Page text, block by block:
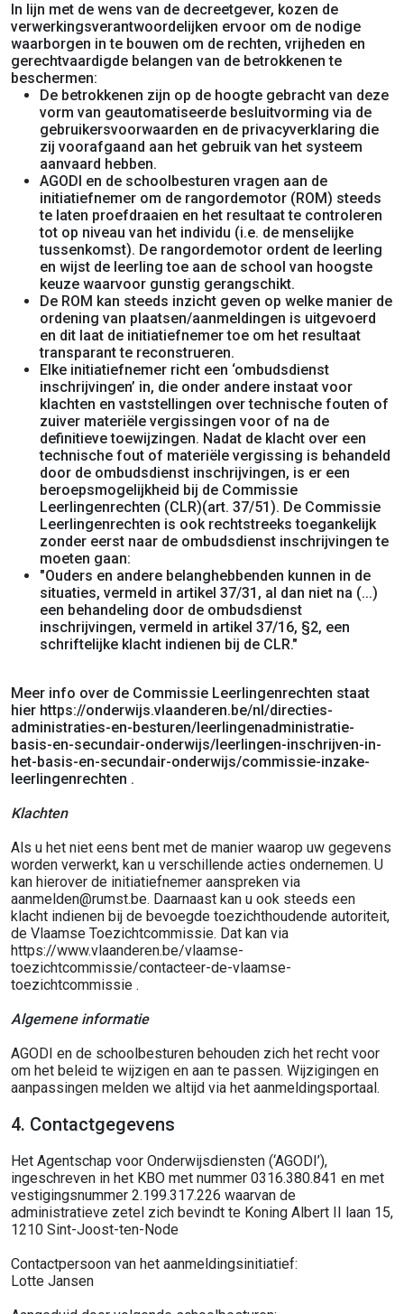
In lijn met de wens van de decreetgever, kozen de
verwerkingsverantwoordelijken ervoor om de nodige
waarborgen in te bouwen om de rechten, vrijheden en
gerechtvaardigde belangen van de betrokkenen te
beschermen:
De betrokkenen zijn op de hoogte gebracht van deze
vorm van geautomatiseerde besluitvorming via de
gebruikersvoorwaarden en de privacyverklaring die
zij voorafgaand aan het gebruik van het systeem
aanvaard hebben.
AGODI en de schoolbesturen vragen aan de
initiatiefnemer om de rangordemotor (ROM) steeds
te laten proefdraaien en het resultaat te controleren
tot op niveau van het individu (i.e. de menselijke
tussenkomst). De rangordemotor ordent de leerling
en wijst de leerling toe aan de school van hoogste
keuze waarvoor gunstig gerangschikt.
De ROM kan steeds inzicht geven op welke manier de
ordening van plaatsen/aanmeldingen is uitgevoerd
en dit laat de initiatiefnemer toe om het resultaat
transparant te reconstrueren.
Elke initiatiefnemer richt een ‘ombudsdienst
inschrijvingen’ in, die onder andere instaat voor
klachten en vaststellingen over technische fouten of
zuiver materiële vergissingen voor of na de
definitieve toewijzingen. Nadat de klacht over een
technische fout of materiële vergissing is behandeld
door de ombudsdienst inschrijvingen, is er een
beroepsmogelijkheid bij de Commissie
Leerlingenrechten (CLR)(art. 37/51). De Commissie
Leerlingenrechten is ook rechtstreeks toegankelijk
zonder eerst naar de ombudsdienst inschrijvingen te
moeten gaan:
"Ouders en andere belanghebbenden kunnen in de
situaties, vermeld in artikel 37/31, al dan niet na (...)
een behandeling door de ombudsdienst
inschrijvingen, vermeld in artikel 37/16, §2, een
schriftelijke klacht indienen bij de CLR."
Meer info over de Commissie Leerlingenrechten staat
hier https://onderwijs.vlaanderen.be/nl/directies-
administraties-en-besturen/leerlingenadministratie-
basis-en-secundair-onderwijs/leerlingen-inschrijven-in-
het-basis-en-secundair-onderwijs/commissie-inzake-
leerlingenrechten .
Klachten
Als u het niet eens bent met de manier waarop uw gegevens
worden verwerkt, kan u verschillende acties ondernemen. U
kan hierover de initiatiefnemer aanspreken via
aanmelden@rumst.be. Daarnaast kan u ook steeds een
klacht indienen bij de bevoegde toezichthoudende autoriteit,
de Vlaamse Toezichtcommissie. Dat kan via
https://www.vlaanderen.be/vlaamse-
toezichtcommissie/contacteer-de-vlaamse-
toezichtcommissie .
Algemene informatie
AGODI en de schoolbesturen behouden zich het recht voor
om het beleid te wijzigen en aan te passen. Wijzigingen en
aanpassingen melden we altijd via het aanmeldingsportaal.
4. Contactgegevens
Het Agentschap voor Onderwijsdiensten (‘AGODI’),
ingeschreven in het KBO met nummer 0316.380.841 en met
vestigingsnummer 2.199.317.226 waarvan de
administratieve zetel zich bevindt te Koning Albert II laan 15,
1210 Sint-Joost-ten-Node
Contactpersoon van het aanmeldingsinitiatief:
Lotte Jansen